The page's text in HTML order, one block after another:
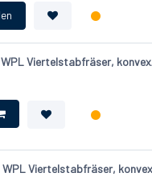
WPL Viertelstabfräser,
WPL Viertelstabfräser,